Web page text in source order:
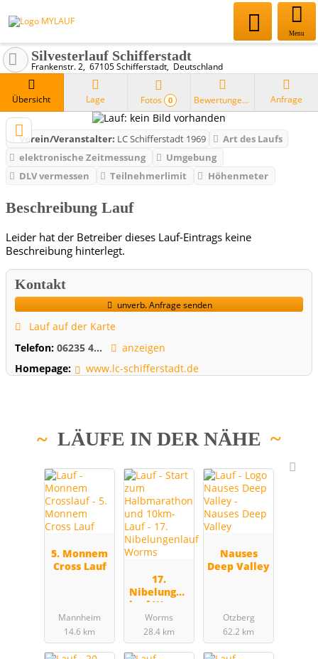
Menu
Silvesterlauf Schifferstadt
Frankenstr. 2 67105 Schifferstadt Deutschland
Übersicht Lage Fotos 0 Bewertungen Anfrage
Verein/Veranstalter: LC Schifferstadt 1969
Art des Laufs
elektronische Zeitmessung
Umgebung
DLV vermessen
Teilnehmerlimit Höhenmeter
Beschreibung Lauf
Leider hat der Betreiber dieses Lauf-Eintrags keine
Beschreibung hinterlegt.
Kontakt
unverb. Anfrage senden
Lauf auf der Karte
Telefon: 06235 4...
anzeigen
Homepage:
www.lc-schifferstadt.de
LÄUFE IN DER NÄHE
5. Monnem
Cross Lauf
Mannheim
14.6 km
17.
Nibelungen
lauf Worms
Worms
28.4 km
Nauses
Deep Valley
Otzberg
62.2 km